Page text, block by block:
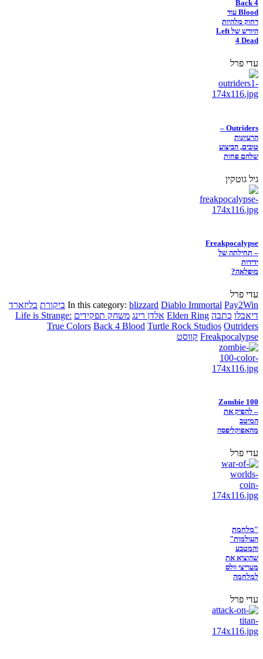
Back 4
Blood עוד
רחוק מלהיות
היורש של Left
4 Dead
עדי פרל
Outriders –
הרעיונות
טובים, הביצוע
שלהם פחות
גיל גוטקין
Freakpocalypse
– תחילתה של
ידידות
מופלאה?
עדי פרל
In this category: blizzard Diablo Immortal Pay2Win ביקורת בליזארד
דיאבלו כתבה Elden Ring אלדן רינג משחק תפקידים Life is Strange:
True Colors Back 4 Blood Turtle Rock Studios Outriders
Freakpocalypse קווסט
Zombie 100
– להפיק את
המיטב
מהאפוקליפסה
עדי פרל
"מלחמת
העולמות"
והמטבע
שהוציא את
מעריצי וולס
למלחמה
עדי פרל